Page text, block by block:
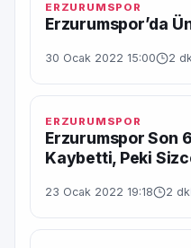
ERZURUMSPOR
Erzurumspor’da
30 Ocak 2022 15:00 2
ERZURUMSPOR
Erzurumspor Son
Kaybetti, Peki
23 Ocak 2022 19:18 2 dk